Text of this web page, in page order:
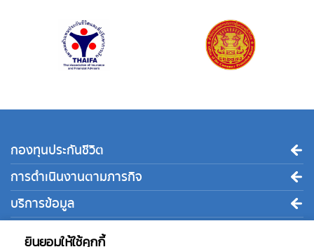
ยินยอมให้ใช้คุกกี้
กองทุนประกันชีวิต
การดำเนินงานตามภารกิจ
บริการข้อมูล